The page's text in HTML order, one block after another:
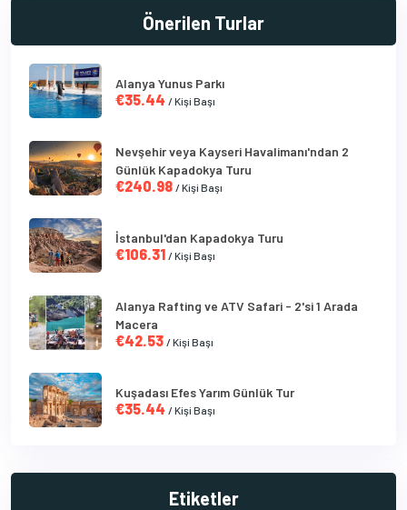
Önerilen Turlar
Alanya Yunus Parkı
€35.44 / Kişi Başı
Nevşehir veya Kayseri Havalimanı'ndan 2
Günlük Kapadokya Turu
€240.98 / Kişi Başı
İstanbul'dan Kapadokya Turu
€106.31 / Kişi Başı
Alanya Rafting ve ATV Safari - 2'si 1 Arada
Macera
€42.53 / Kişi Başı
Kuşadası Efes Yarım Günlük Tur
€35.44 / Kişi Başı
Etiketler